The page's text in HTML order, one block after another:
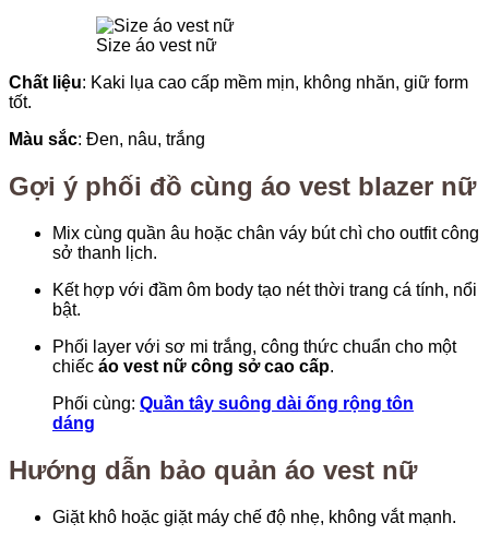
Size áo vest nữ
Chất liệu: Kaki lụa cao cấp mềm mịn, không nhăn, giữ form
tốt.
Màu sắc: Đen, nâu, trắng
Gợi ý phối đồ cùng áo vest blazer nữ
Mix cùng quần âu hoặc chân váy bút chì cho outfit công
sở thanh lịch.
Kết hợp với đầm ôm body tạo nét thời trang cá tính, nổi
bật.
Phối layer với sơ mi trắng, công thức chuẩn cho một
chiếc áo vest nữ công sở cao cấp.
Phối cùng: Quần tây suông dài ống rộng tôn
dáng
Hướng dẫn bảo quản áo vest nữ
Giặt khô hoặc giặt máy chế độ nhẹ, không vắt mạnh.